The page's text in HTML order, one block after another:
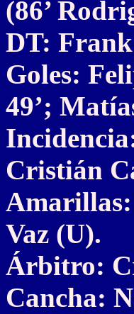
(86’
DT:
Goles:
49’;
Cristián
Amarillas:
Vaz (U).
Árbitro:
Cancha: